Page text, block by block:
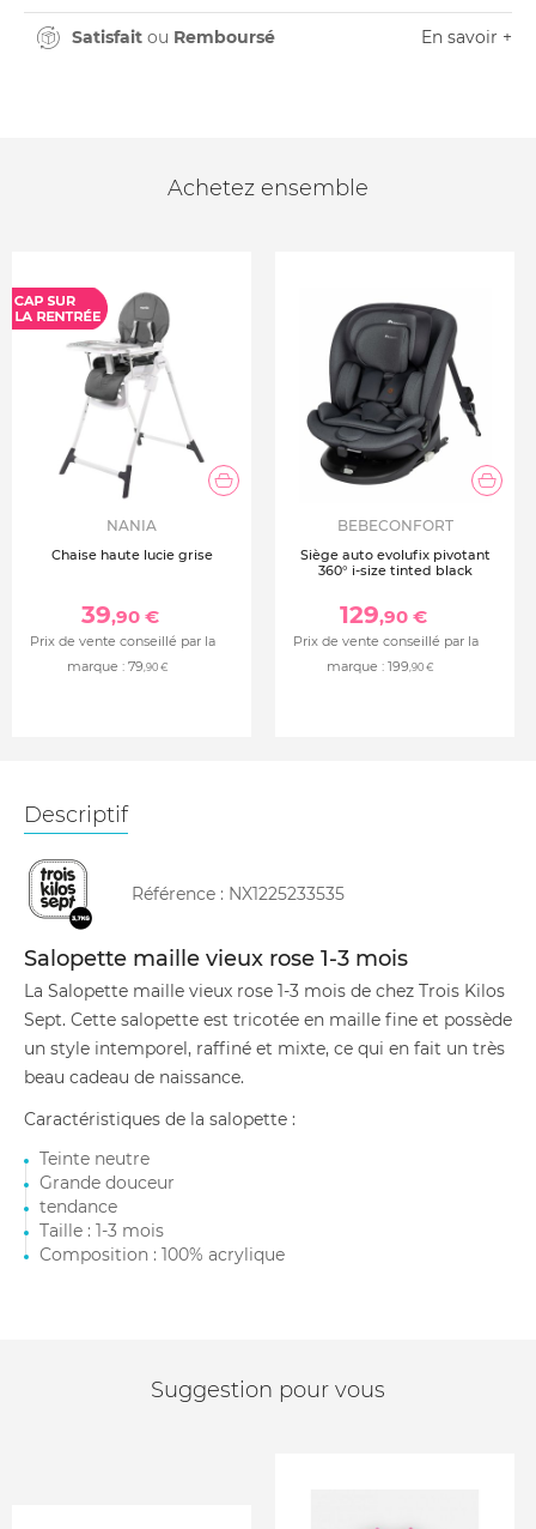
Satisfait ou Remboursé En savoir +
Achetez ensemble
NANIA
Chaise haute lucie grise
39,90 €
Prix de vente conseillé par la
marque : 79,90 €
BEBECONFORT
Siège auto evolufix pivotant
360° i-size tinted black
129,90 €
Prix de vente conseillé par la
marque : 199,90 €
Descriptif
Référence : NX1225233535
Salopette maille vieux rose 1-3 mois
La Salopette maille vieux rose 1-3 mois de chez Trois Kilos
Sept. Cette salopette est tricotée en maille fine et possède
un style intemporel, raffiné et mixte, ce qui en fait un très
beau cadeau de naissance.
Caractéristiques de la salopette :
Teinte neutre
Grande douceur
tendance
Taille : 1-3 mois
Composition : 100% acrylique
Suggestion pour vous